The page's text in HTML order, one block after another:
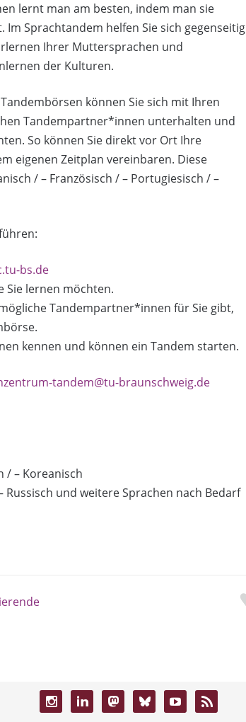
lernt man am besten, indem man sie
Im Sprachtandem helfen Sie sich gegenseitig
Ihrer Muttersprachen und
der Kulturen.
können Sie sich mit Ihren
Tandempartner*innen unterhalten und
So können Sie direkt vor Ort Ihre
eigenen Zeitplan vereinbaren. Diese
/ – Französisch / – Portugiesisch / –
bs.de
Sie lernen möchten.
Tandempartner*innen für Sie gibt,
kennen und können ein Tandem starten.
tandem@tu-braunschweig.de
/ – Koreanisch
Russisch und weitere Sprachen nach Bedarf